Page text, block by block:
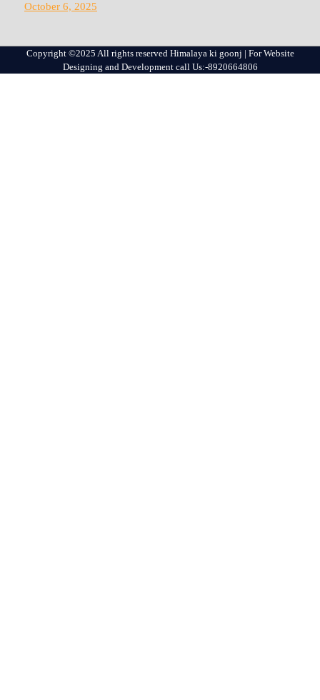
October 6, 2025
Copyright ©2025 All rights reserved Himalaya ki goonj | For Website
Designing and Development call Us:-8920664806